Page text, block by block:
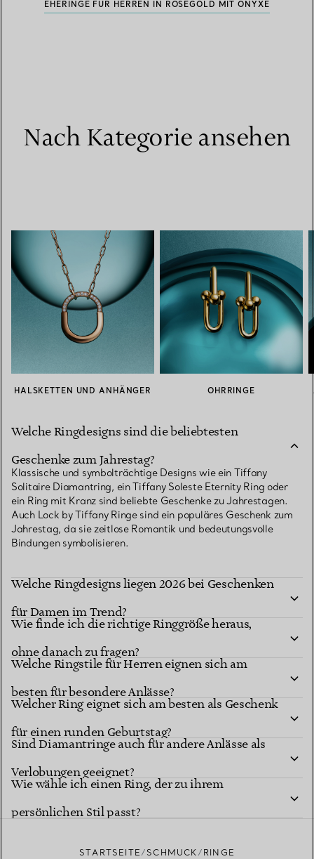
EHERINGE FÜR HERREN IN ROSÉGOLD MIT ONYXE
Nach Kategorie ansehen
HALSKETTEN UND ANHÄNGER OHRRINGE
Welche Ringdesigns sind die beliebtesten
Geschenke zum Jahrestag?
Klassische und symbolträchtige Designs wie ein Tiffany
Solitaire Diamantring, ein Tiffany Soleste Eternity Ring oder
ein Ring mit Kranz sind beliebte Geschenke zu Jahrestagen.
Auch Lock by Tiffany Ringe sind ein populäres Geschenk zum
Jahrestag, da sie zeitlose Romantik und bedeutungsvolle
Bindungen symbolisieren.
Welche Ringdesigns liegen 2026 bei Geschenken
für Damen im Trend?
Wie finde ich die richtige Ringgröße heraus,
ohne danach zu fragen?
Welche Ringstile für Herren eignen sich am
besten für besondere Anlässe?
Welcher Ring eignet sich am besten als Geschenk
für einen runden Geburtstag?
Sind Diamantringe auch für andere Anlässe als
Verlobungen geeignet?
Wie wähle ich einen Ring, der zu ihrem
persönlichen Stil passt?
STARTSEITE SCHMUCK RINGE